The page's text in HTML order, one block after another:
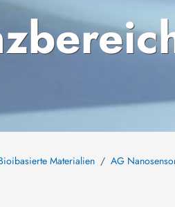
Materialien AG